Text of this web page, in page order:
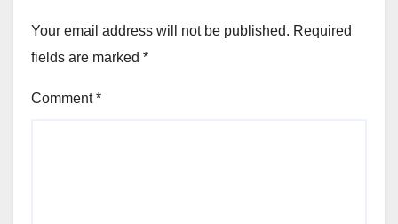
Your email address will not be published. Required
fields are marked *
Comment*